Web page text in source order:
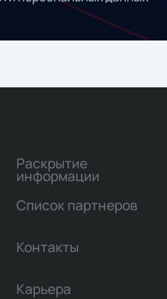
Раскрытие
информации
Список партнеров
Контакты
Карьера